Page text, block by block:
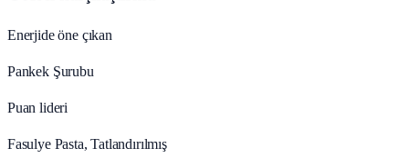
Enerjide öne çıkan
Pankek Şurubu
Puan lideri
Fasulye Pasta, Tatlandırılmış